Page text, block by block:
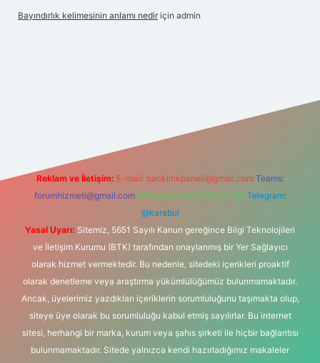
Bayındırlık kelimesinin anlamı nedir için admin
Reklam ve İletişim: E-mail: backlinkpaneli@gmail.com Teams:
forumhizmeti@gmail.com Whatsapp: 0262 606 0 726 Telegram:
@karabul
Yasal Uyarı: Sitemiz, 5651 Sayılı Kanun gereğince Bilgi Teknolojileri
ve İletişim Kurumu (BTK) tarafından onaylanmış bir Yer Sağlayıcı
olarak hizmet vermektedir. Bu nedenle, sitedeki içerikleri proaktif
olarak denetleme veya araştırma yükümlülüğümüz bulunmamaktadır.
Ancak, üyelerimiz yazdıkları içeriklerin sorumluluğunu taşımakta olup,
siteye üye olarak bu sorumluluğu kabul etmiş sayılırlar. Bu internet
sitesi, herhangi bir marka, kurum veya şahıs şirketi ile hiçbir bağlantısı
bulunmamaktadır. Sitede yalnızca kendi hazırladığımız makaleler